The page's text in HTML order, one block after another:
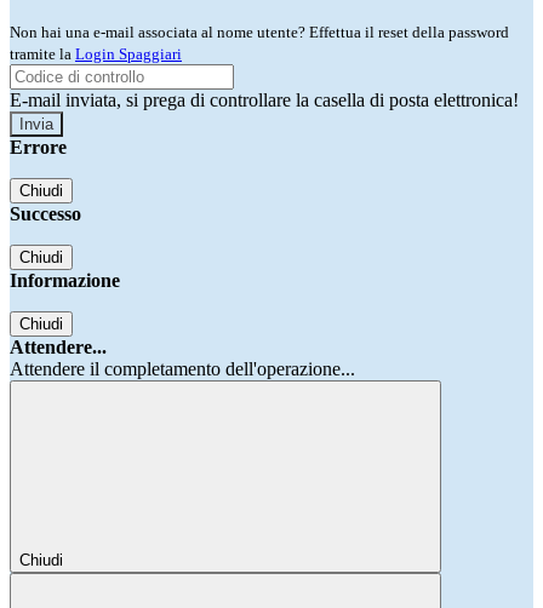
Non hai una e-mail associata al nome utente? Effettua il reset della password
tramite la Login Spaggiari
E-mail inviata, si prega di controllare la casella di posta elettronica!
Errore
Chiudi
Successo
Chiudi
Informazione
Chiudi
Attendere...
Attendere il completamento dell'operazione...
Chiudi